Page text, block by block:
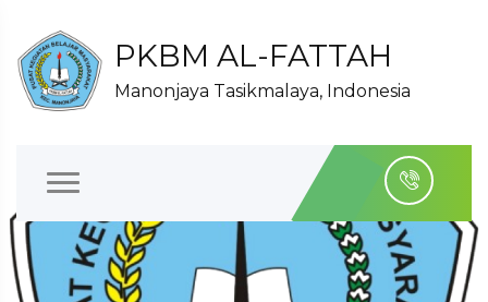
PKBM AL-FATTAH
Manonjaya Tasikmalaya, Indonesia